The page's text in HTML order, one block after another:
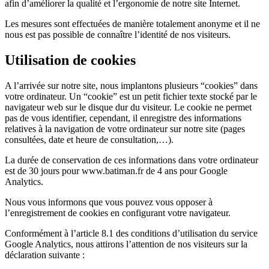
afin d’améliorer la qualité et l’ergonomie de notre site Internet.
Les mesures sont effectuées de manière totalement anonyme et il ne
nous est pas possible de connaître l’identité de nos visiteurs.
Utilisation de cookies
A l’arrivée sur notre site, nous implantons plusieurs “cookies” dans
votre ordinateur. Un “cookie” est un petit fichier texte stocké par le
navigateur web sur le disque dur du visiteur. Le cookie ne permet
pas de vous identifier, cependant, il enregistre des informations
relatives à la navigation de votre ordinateur sur notre site (pages
consultées, date et heure de consultation,…).
La durée de conservation de ces informations dans votre ordinateur
est de 30 jours pour www.batiman.fr de 4 ans pour Google
Analytics.
Nous vous informons que vous pouvez vous opposer à
l’enregistrement de cookies en configurant votre navigateur.
Conformément à l’article 8.1 des conditions d’utilisation du service
Google Analytics, nous attirons l’attention de nos visiteurs sur la
déclaration suivante :